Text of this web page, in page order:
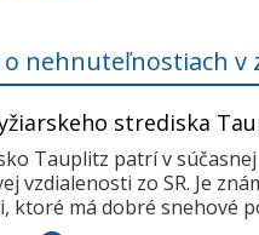
nehnuteľnostiach v
strediska
Tauplitz patrí v
vzdialenosti zo SR. Je
ktoré má dobré snehové